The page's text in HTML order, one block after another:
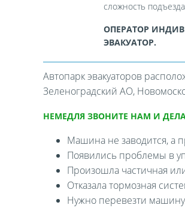
сложность
ОПЕРАТОР
ЭВАКУАТОР.
Автопарк эвакуаторов
Зеленоградский АО,
НЕМЕДЛЯ ЗВОНИТЕ НАМ И
Машина не заводится, а
Появились проблемы в
Произошла частичная
Отказала тормозная
Нужно перевезти